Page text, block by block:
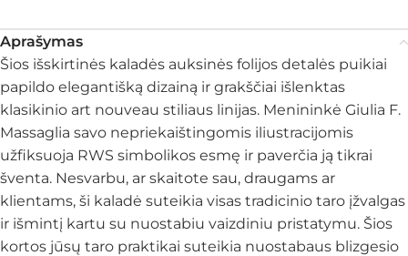
Aprašymas
Šios išskirtinės kaladės auksinės folijos detalės puikiai
papildo elegantišką dizainą ir grakščiai išlenktas
klasikinio art nouveau stiliaus linijas. Menininkė Giulia F.
Massaglia savo nepriekaištingomis iliustracijomis
užfiksuoja RWS simbolikos esmę ir paverčia ją tikrai
šventa. Nesvarbu, ar skaitote sau, draugams ar
klientams, ši kaladė suteikia visas tradicinio taro įžvalgas
ir išmintį kartu su nuostabiu vaizdiniu pristatymu. Šios
kortos jūsų taro praktikai suteikia nuostabaus blizgesio